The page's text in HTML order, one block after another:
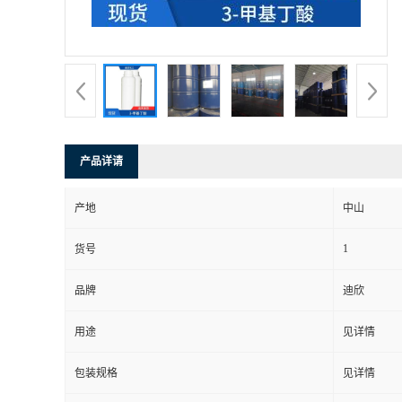
产品详请
产地 中山
货号 1
品牌 迪欣
用途 见详情
包装规格 见详情